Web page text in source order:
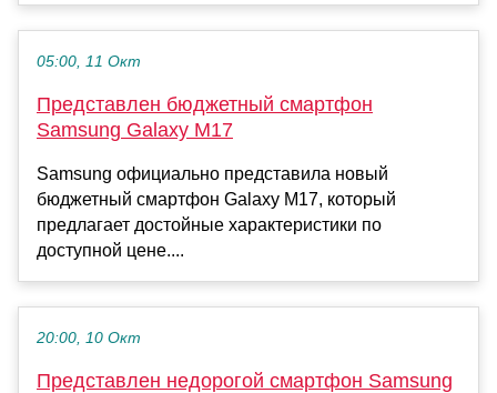
05:00, 11 Окт
Представлен бюджетный смартфон
Samsung Galaxy M17
Samsung официально представила новый
бюджетный смартфон Galaxy M17, который
предлагает достойные характеристики по
доступной цене....
20:00, 10 Окт
Представлен недорогой смартфон Samsung